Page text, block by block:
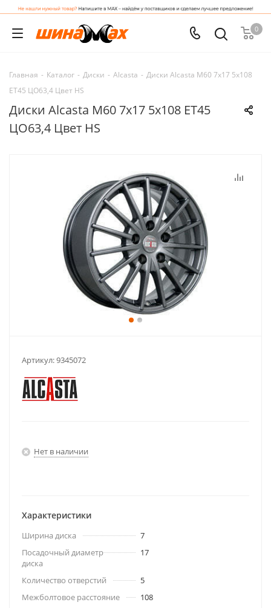
0
Главная - Каталог - Диски - Alcasta - Диски Alcasta M60 7x17 5x108
ET45 ЦО63,4 Цвет HS
Диски Alcasta M60 7x17 5x108 ET45
ЦО63,4 Цвет HS
Артикул:9345072
Нет в наличии
Характеристики
Ширина диска
7
Посадочный диаметр
диска
17
Количество отверстий
5
Межболтовое расстояние
108